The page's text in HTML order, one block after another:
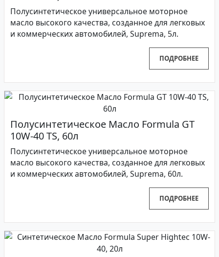
Полусинтетическое универсальное моторное
масло высокого качества, созданное для легковых
и коммерческих автомобилей, Suprema, 5л.
ПОДРОБНЕЕ
Полусинтетическое Масло Formula GT
10W-40 TS, 60л
Полусинтетическое универсальное моторное
масло высокого качества, созданное для легковых
и коммерческих автомобилей, Suprema, 60л.
ПОДРОБНЕЕ